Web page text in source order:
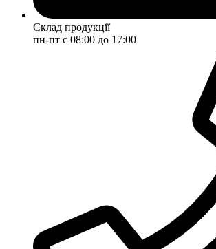
Склад продукції
пн-пт с 08:00 до 17:00